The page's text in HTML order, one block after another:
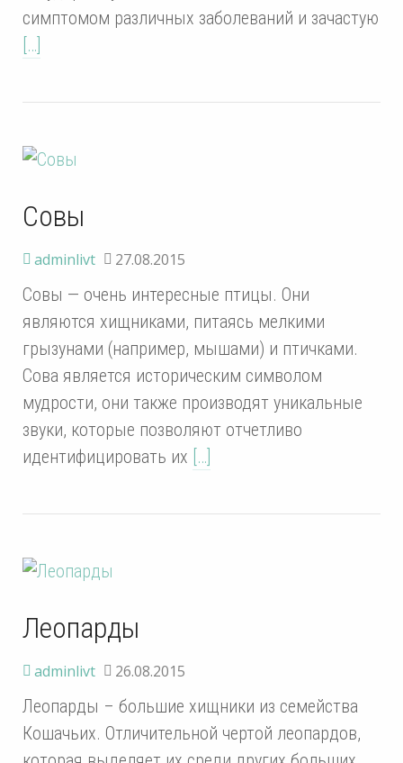
симптомом различных заболеваний и зачастую
[…]
Совы
adminlivt 27.08.2015
Совы — очень интересные птицы. Они
являются хищниками, питаясь мелкими
грызунами (например, мышами) и птичками.
Сова является историческим символом
мудрости, они также производят уникальные
звуки, которые позволяют отчетливо
идентифицировать их […]
Леопарды
adminlivt 26.08.2015
Леопарды – большие хищники из семейства
Кошачьих. Отличительной чертой леопардов,